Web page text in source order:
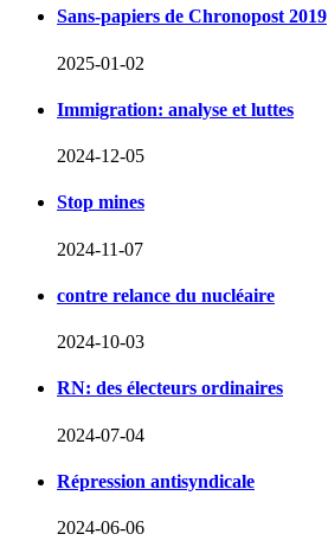
Sans-papiers de Chronopost 2019
2025-01-02
Immigration: analyse et luttes
2024-12-05
Stop mines
2024-11-07
contre relance du nucléaire
2024-10-03
RN: des électeurs ordinaires
2024-07-04
Répression antisyndicale
2024-06-06